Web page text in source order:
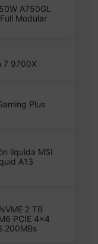
A750GL
Modular
7 9700X
Plus
líquida MSI
A13
2 TB
PCIE 4×4